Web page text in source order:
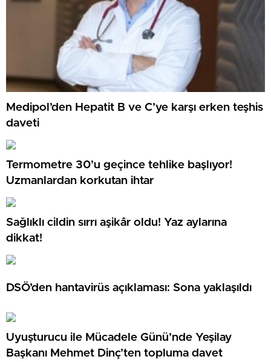
Medipol’den Hepatit B ve C’ye karşı erken teşhis
daveti
Termometre 30’u geçince tehlike başlıyor!
Uzmanlardan korkutan ihtar
Sağlıklı cildin sırrı aşikâr oldu! Yaz aylarına
dikkat!
DSÖ’den hantavirüs açıklaması: Sona yaklaşıldı
Uyuşturucu ile Mücadele Günü’nde Yeşilay
Başkanı Mehmet Dinç’ten topluma davet